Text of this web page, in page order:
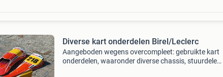
Diverse kart onderdelen Birel/Leclerc
Aangeboden wegens overcompleet: gebruikte kart
onderdelen, waaronder diverse chassis, stuurdelen,